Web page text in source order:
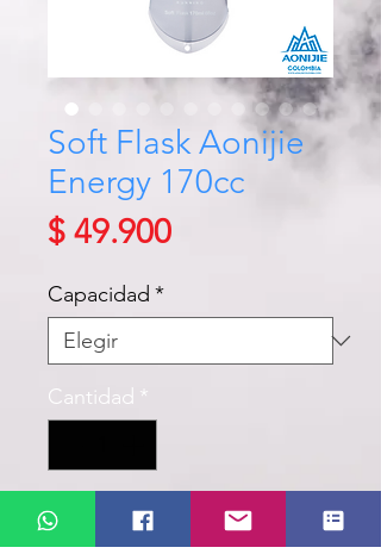
Soft Flask Aonijie
Energy 170cc
$ 49.900Precio
Capacidad *
Cantidad *
Agregar al carrito